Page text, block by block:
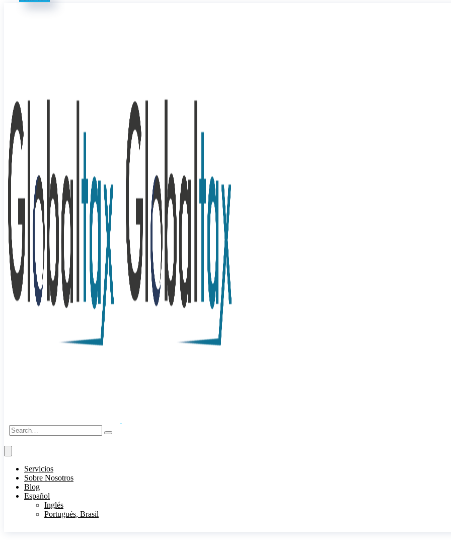
Servicios
Sobre Nosotros
Blog
Español
Inglés
Portugués, Brasil